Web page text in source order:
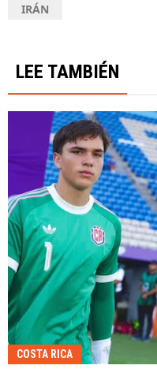
IRÁN
LEE TAMBIÉN
COSTA RICA